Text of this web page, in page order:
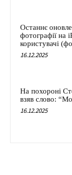
Останнє
фотографії на
користувачі
16.12.2025
На похороні
взяв слово:
16.12.2025